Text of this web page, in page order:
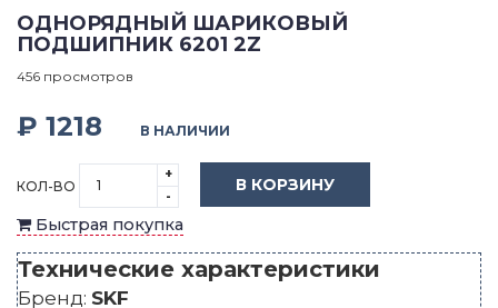
ОДНОРЯДНЫЙ ШАРИКОВЫЙ
ПОДШИПНИК 6201 2Z
456 просмотров
₽ 1218 В НАЛИЧИИ
КОЛ-ВО
+
-
В КОРЗИНУ
Быстрая покупка
Технические характеристики
Бренд: SKF